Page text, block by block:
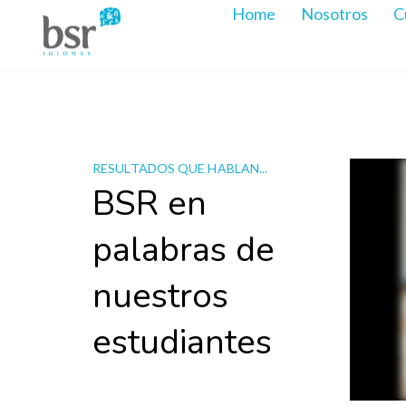
Home Nosotros
RESULTADOS QUE HABLAN...
BSR en
palabras de
nuestros
estudiantes